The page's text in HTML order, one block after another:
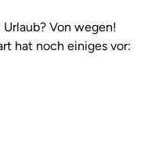
Von wegen!
hat noch einiges vor: